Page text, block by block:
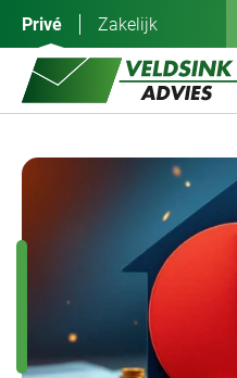
inhoud
Privé Zakelijk